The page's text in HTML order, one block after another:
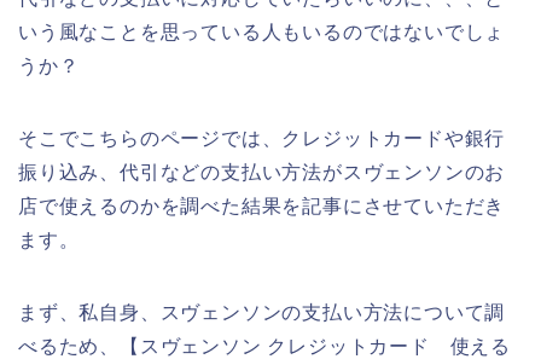
いう風なことを思っている人もいるのではないでしょ
うか？
そこでこちらのページでは、クレジットカードや銀行
振り込み、代引などの支払い方法がスヴェンソンのお
店で使えるのかを調べた結果を記事にさせていただき
ます。
まず、私自身、スヴェンソンの支払い方法について調
べるため、【スヴェンソン クレジットカード 使える